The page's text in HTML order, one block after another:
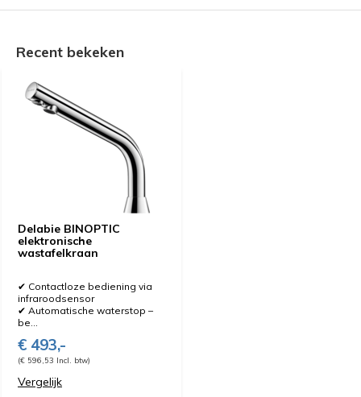
Recent bekeken
Delabie BINOPTIC
elektronische
wastafelkraan
✔ Contactloze bediening via
infraroodsensor
✔ Automatische waterstop –
be...
€ 493,-
(€ 596,53 Incl. btw)
Vergelijk